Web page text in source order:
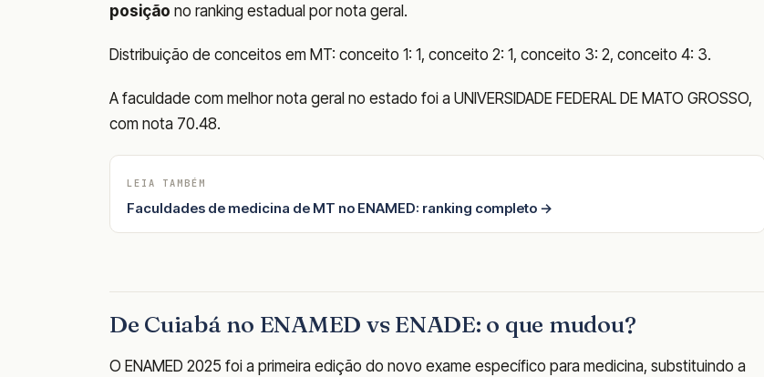
posição no ranking estadual por nota geral.
Distribuição de conceitos em MT: conceito 1: 1, conceito 2: 1, conceito 3: 2, conceito 4: 3.
A faculdade com melhor nota geral no estado foi a UNIVERSIDADE FEDERAL DE MATO GROSSO,
com nota 70.48.
LEIA TAMBÉM
Faculdades de medicina de MT no ENAMED: ranking completo →
De Cuiabá no ENAMED vs ENADE: o que mudou?
O ENAMED 2025 foi a primeira edição do novo exame específico para medicina, substituindo a